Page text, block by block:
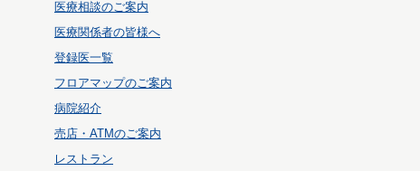
医療相談のご案内
医療関係者の皆様へ
登録医一覧
フロアマップのご案内
病院紹介
売店・ATMのご案内
レストラン